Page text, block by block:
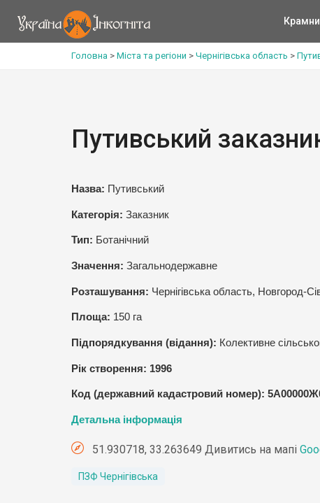
Головна > Міста та регіони > Чернігівська область >
Путивський
Назва: Путивський
Категорія: Заказник
Тип: Ботанічний
Значення: Загальнодержавне
Розташування: Чернігівська область, Новгород-
Площа: 150 га
Підпорядкування (відання): Колективне
Рік створення: 1996
Код (державний кадастровий номер):
Детальна інформація
51.930718, 33.263649 Дивитись на мапі
ПЗФ Чернігівська